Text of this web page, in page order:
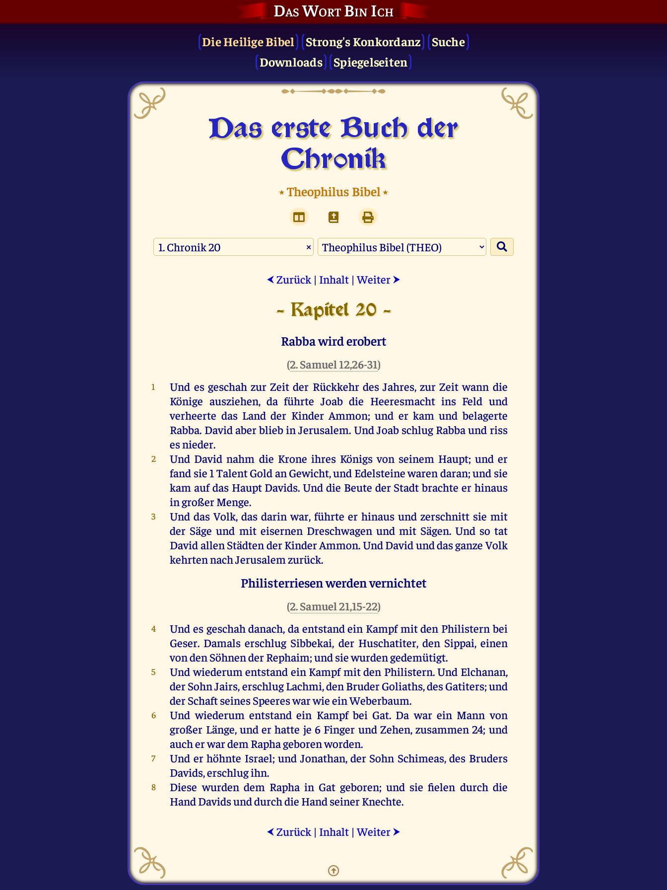
Das Wort Bin Ich
Die Heilige Bibel Strong's Konkordanz
Suche
Downloads
Spiegelseiten
Das erste Buch der
Chronik
⭑Theophilus Bibel⭑
×
⮜ Zurück | Inhalt |Weiter ⮞
- Kapitel 20 -
Rabba wird erobert
(2. Samuel 12,26-31)
1 Und es geschah zur Zeit der Rückkehr des Jahres,zur Zeit wann die
Könige ausziehen,da führte Joab die Heeresmacht ins Feld und
verheerte das Land der Kinder Ammon;und er kam und belagerte
Rabba. David aberbliebin Jerusalem. Und Joab schlug Rabba und riss
esnieder.
2 Und David nahm die Krone ihres Königs von seinem Haupt; und er
fand sie 1 TalentGold an Gewicht,und Edelsteinewaren daran;und sie
kam auf das Haupt Davids.Und die Beute der Stadt brachte er hinaus
ingroßerMenge.
3 Und das Volk,das darin war,führte er hinaus und zerschnitt sie mit
der Säge und mit eisernen Dreschwagen und mit Sägen. Und so tat
David allen Städten derKinderAmmon.Und David unddasganzeVolk
kehrtennachJerusalem zurück.
Philisterriesen werden vernichtet
(2. Samuel 21,15-22)
4 Und es geschah danach,da entstandein Kampfmitden Philistern bei
Geser. Damals erschlug Sibbekai, derHuschatiter, den Sippai, einen
vonden SöhnenderRephaim;und siewurdengedemütigt.
5 Und wiederum entstand ein Kampfmitden Philistern.Und Elchanan,
derSohnJairs,erschlugLachmi,den BruderGoliaths,desGatiters;und
derSchaftseinesSpeereswarwieeinWeberbaum.
6 Und wiederum entstandein Kampfbei Gat. Da war ein Mann von
großer Länge, und er hatte je 6 Finger und Zehen,zusammen 24; und
aucherwardem Raphageborenworden.
7 Und er höhnte Israel;und Jonathan, der Sohn Schimeas,des Bruders
Davids,erschlugihn.
8 Diese wurden dem Rapha in Gatgeboren;und sie fielen durch die
Hand Davidsunddurchdie Hand seinerKnechte.
⮜ Zurück | Inhalt |Weiter ⮞